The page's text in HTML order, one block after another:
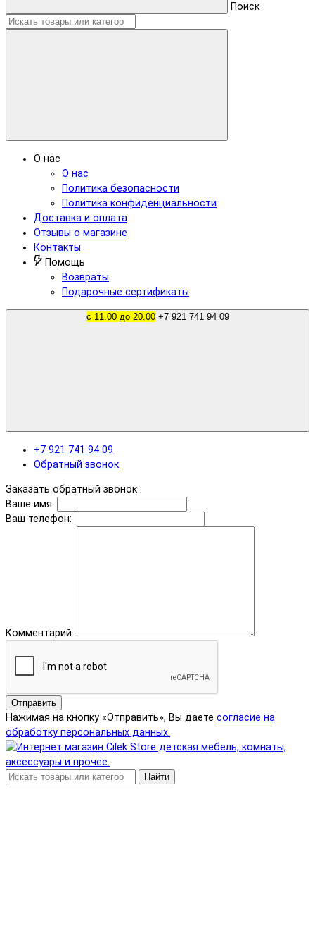
Поиск
О нас
О нас
Политика безопасности
Политика конфиденциальности
Доставка и оплата
Отзывы о магазине
Контакты
Помощь
Возвраты
Подарочные сертификаты
с 11.00 до 20.00 +7 921 741 94 09
+7 921 741 94 09
Обратный звонок
Заказать обратный звонок
Ваше имя:
Ваш телефон:
Комментарий:
Отправить
Нажимая на кнопку «Отправить», Вы даете согласие на
обработку персональных данных.
Найти